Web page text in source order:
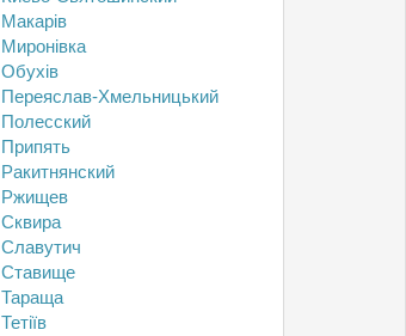
Макарів
Миронівка
Обухів
Переяслав-Хмельницький
Полесский
Припять
Ракитнянский
Ржищев
Сквира
Славутич
Ставище
Тараща
Тетіїв